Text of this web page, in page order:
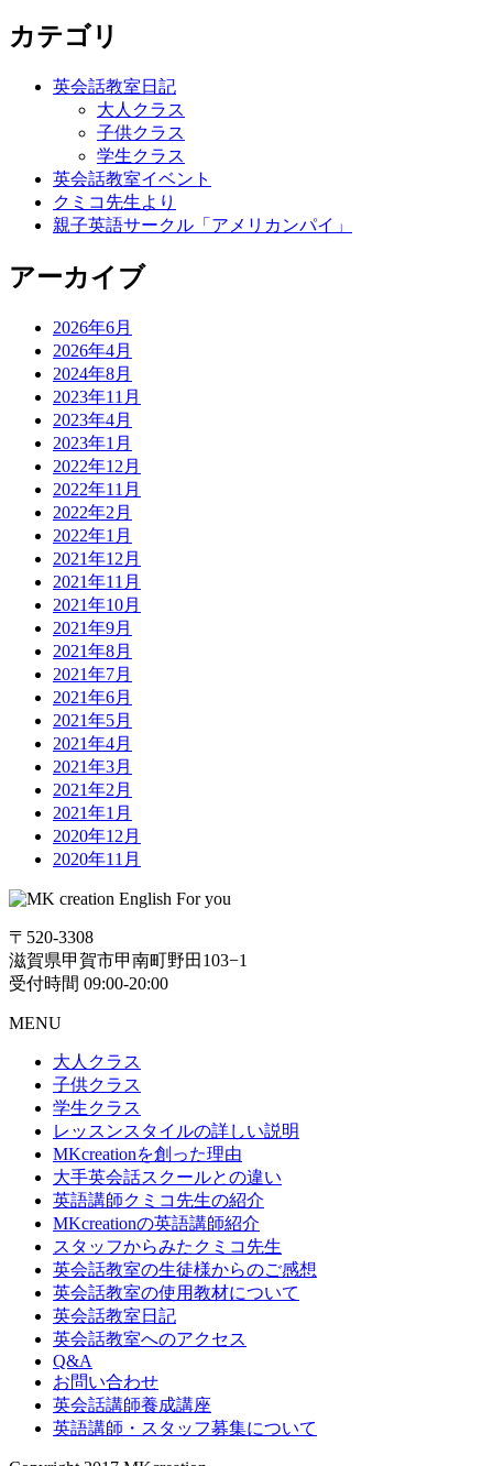
カテゴリ
英会話教室日記
大人クラス
子供クラス
学生クラス
英会話教室イベント
クミコ先生より
親子英語サークル「アメリカンパイ」
アーカイブ
2026年6月
2026年4月
2024年8月
2023年11月
2023年4月
2023年1月
2022年12月
2022年11月
2022年2月
2022年1月
2021年12月
2021年11月
2021年10月
2021年9月
2021年8月
2021年7月
2021年6月
2021年5月
2021年4月
2021年3月
2021年2月
2021年1月
2020年12月
2020年11月
〒520-3308
滋賀県甲賀市甲南町野田103−1
受付時間 09:00-20:00
MENU
大人クラス
子供クラス
学生クラス
レッスンスタイルの詳しい説明
MKcreationを創った理由
大手英会話スクールとの違い
英語講師クミコ先生の紹介
MKcreationの英語講師紹介
スタッフからみたクミコ先生
英会話教室の生徒様からのご感想
英会話教室の使用教材について
英会話教室日記
英会話教室へのアクセス
Q&A
お問い合わせ
英会話講師養成講座
英語講師・スタッフ募集について